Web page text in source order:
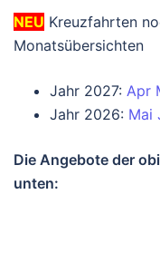
NEU Kreuzfahrten
Monatsübersichten
Jahr 2027: Apr
Jahr 2026: Mai
Die Angebote der
unten: